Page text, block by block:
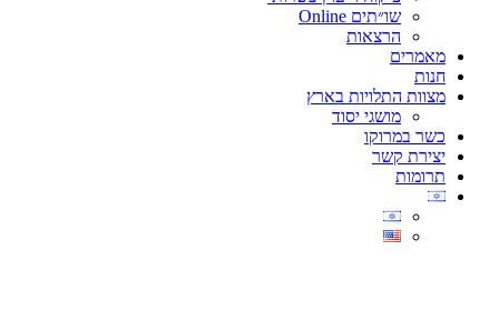
שו״תים Online
הרצאות
מאמרים
חנות
מצוות התלויות בארץ
מושגי יסוד
כשר במרוקו
יצירת קשר
תרומות